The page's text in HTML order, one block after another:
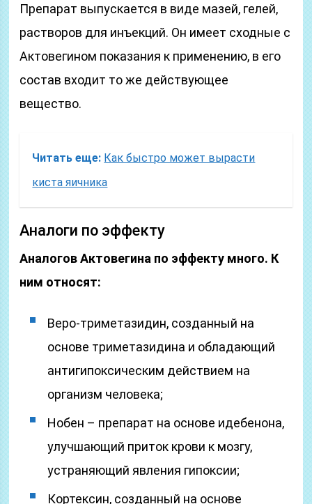
Препарат выпускается в виде мазей, гелей,
растворов для инъекций. Он имеет сходные с
Актовегином показания к применению, в его
состав входит то же действующее
вещество.
Читать еще: Как быстро может вырасти
киста яичника
Аналоги по эффекту
Аналогов Актовегина по эффекту много. К
ним относят:
Веро-триметазидин, созданный на
основе триметазидина и обладающий
антигипоксическим действием на
организм человека;
Нобен – препарат на основе идебенона,
улучшающий приток крови к мозгу,
устраняющий явления гипоксии;
Кортексин, созданный на основе